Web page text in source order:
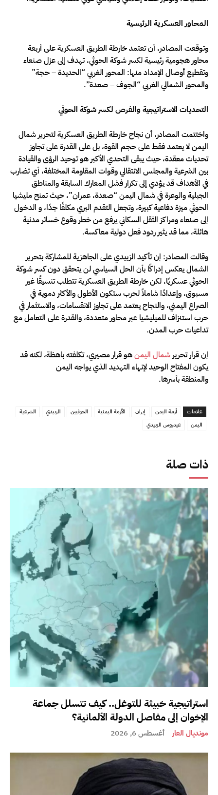
ذات صلة
استراتيجية خبيثة للتوغل.. كيف تتسلل جماعة
الإخوان إلى مفاصل الدولة الألمانية؟
مونديال العار أغسطس 6, 2026
المحاور العسكرية الرئيسية
وتوقعت المصادر، أن تعتمد خارطة الطريق العسكرية على أربعة
محاور هجومية رئيسية لكسر شوكة الحوثي، تهدف إلى عزل صنعاء
وتقطيع أوصال الإمداد منها: المحور الغربي “الحديدة – حجة”
والمحور الشمالي الغربي “الجوف – صعدة”.
التحديات الاستراتيجية والفرص لكسر شوكة الحوثي
واختتمت المصادر، أن نجاح خارطة الطريق العسكرية لتحرير شمال
اليمن لا يعتمد فقط على حجم القوة، بل على القدرة على تجاوز
تحديات معقدة، حيث يبقى التحدي الأكبر هو توحيد الرؤى والقيادة
بين الشرعية والمجلس الانتقالي وقوات المقاومة المختلفة، أي تضارب
في الأهداف قد يؤدي إلى تكرار فشل المعارك السابقة والمناطق
الجبلية والوعرة في شمال اليمن “صعدة، عمران”، حيث تمنح مليشيا
الحوثي ميزة دفاعية كبيرة، وتجعل التقدم البري مكلفًا جدًا، و الدخول
إلى صنعاء ومراكز الثقل السكاني يرفع من خطر وقوع خسائر مدنية
هائلة، مما قد يثير ردود فعل دولية معاكسة.
وقالت المصادر: إن تأكيد الزبيدي على الجاهزية للمشاركة بتحرير
الشمال يعكس إدراكًا بأن الحل السياسي لن يتحقق دون كسر شوكة
الحوثي عسكريًا، لكن خارطة الطريق العسكرية تتطلب تنسيقًا غير
مسبوق، وإعدادًا شاملاً لحرب ستكون الأطول والأكثر دموية في
الصراع اليمني، والنجاح يعتمد على تجاوز الانقسامات، والاستثمار في
حرب استنزاف للميليشيا عبر محاور متعددة، والقدرة على التعامل مع
تداعيات حرب المدن.
إن قرار تحرير شمال اليمنهو قرار مصيري، تكلفته باهظة، لكنه قد
يكون المفتاح الوحيد لإنهاء التهديد الذي يواجه اليمن
والمنطقة بأسرها.
علامات أزمة اليمن إيران الأزمة اليمنية الحوثيين الزبيدي
الشرعية
اليمن
عيدروس الزبيدي